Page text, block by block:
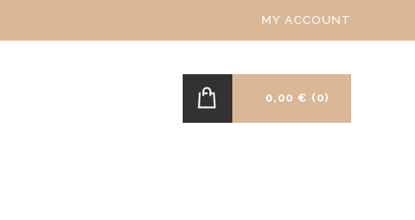
MY ACCOUNT
(0)
0,00 €